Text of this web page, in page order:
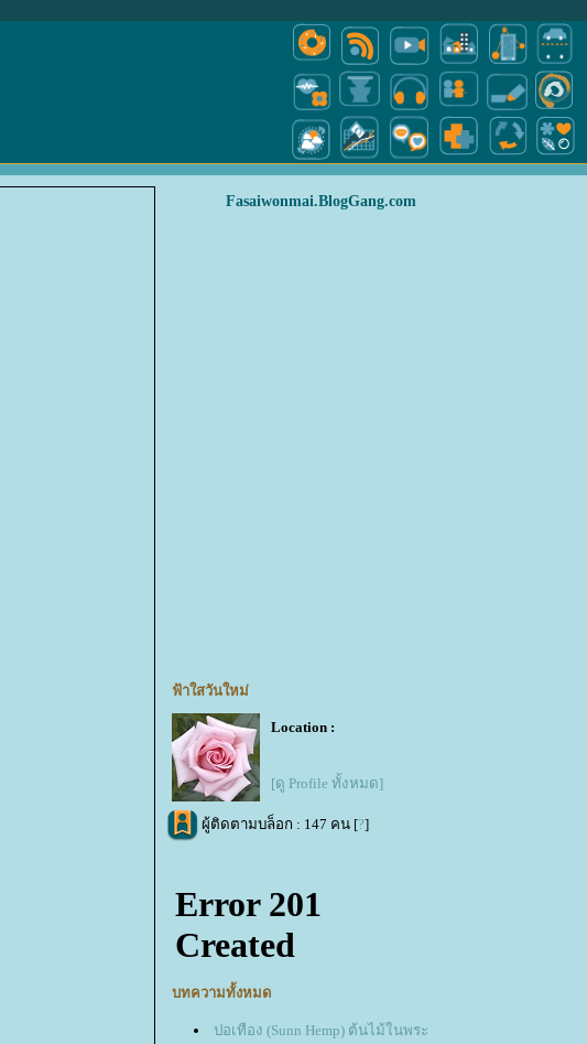
Fasaiwonmai.BlogGang.com
ฟ้าใสวันใหม่
Location :
[ดู Profile ทั้งหมด]
ผู้ติดตามบล็อก : 147 คน [?]
บทความทั้งหมด
ปอเทือง (Sunn Hemp) ต้นไม้ในพระ